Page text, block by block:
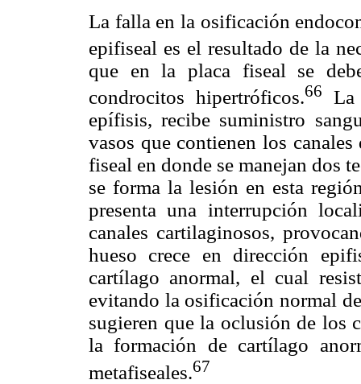
La falla en la osificación
epifiseal es el resultado de la
que en la placa fiseal se
condrocitos hipertróficos.66
La
epífisis, recibe suministro
vasos que contienen los
fiseal en donde se manejan dos
se forma la lesión en esta
presenta una interrupción
canales cartilaginosos,
hueso crece en dirección
cartílago anormal, el cual
evitando la osificación normal
sugieren que la oclusión de los
la formación de cartílago
metafiseales.67